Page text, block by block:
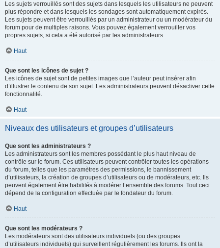
Les sujets verrouillés sont des sujets dans lesquels les utilisateurs ne peuvent
plus répondre et dans lesquels les sondages sont automatiquement expirés.
Les sujets peuvent être verrouillés par un administrateur ou un modérateur du
forum pour de multiples raisons. Vous pouvez également verrouiller vos
propres sujets, si cela a été autorisé par les administrateurs.
Haut
Que sont les icônes de sujet ?
Les icônes de sujet sont de petites images que l’auteur peut insérer afin
d’illustrer le contenu de son sujet. Les administrateurs peuvent désactiver cette
fonctionnalité.
Haut
Niveaux des utilisateurs et groupes d’utilisateurs
Que sont les administrateurs ?
Les administrateurs sont les membres possédant le plus haut niveau de
contrôle sur le forum. Ces utilisateurs peuvent contrôler toutes les opérations
du forum, telles que les paramètres des permissions, le bannissement
d’utilisateurs, la création de groupes d’utilisateurs ou de modérateurs, etc. Ils
peuvent également être habilités à modérer l’ensemble des forums. Tout ceci
dépend de la configuration effectuée par le fondateur du forum.
Haut
Que sont les modérateurs ?
Les modérateurs sont des utilisateurs individuels (ou des groupes
d’utilisateurs individuels) qui surveillent régulièrement les forums. Ils ont la